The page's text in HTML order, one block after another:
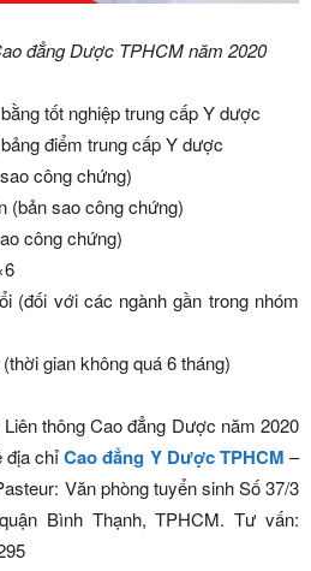
đẳng Dược TPHCM năm 2020
tốt nghiệp trung cấp Y dược
điểm trung cấp Y dược
công chứng)
(bản sao công chứng)
công chứng)
(đối với các ngành gần trong nhóm
gian không quá 6 tháng)
thông Cao đẳng Dược năm 2020
địa chỉCao đẳng Y Dược TPHCM –
Văn phòng tuyển sinh Số 37/3
Bình Thạnh, TPHCM. Tư vấn: